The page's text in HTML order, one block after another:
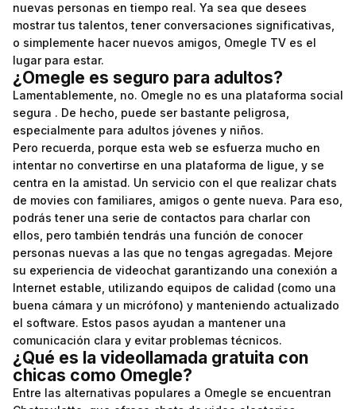
nuevas personas en tiempo real. Ya sea que desees
mostrar tus talentos, tener conversaciones significativas,
o simplemente hacer nuevos amigos, Omegle TV es el
lugar para estar.
¿Omegle es seguro para adultos?
Lamentablemente, no. Omegle no es una plataforma social
segura . De hecho, puede ser bastante peligrosa,
especialmente para adultos jóvenes y niños.
Pero recuerda, porque esta web se esfuerza mucho en
intentar no convertirse en una plataforma de ligue, y se
centra en la amistad. Un servicio con el que realizar chats
de movies con familiares, amigos o gente nueva. Para eso,
podrás tener una serie de contactos para charlar con
ellos, pero también tendrás una función de conocer
personas nuevas a las que no tengas agregadas. Mejore
su experiencia de videochat garantizando una conexión a
Internet estable, utilizando equipos de calidad (como una
buena cámara y un micrófono) y manteniendo actualizado
el software. Estos pasos ayudan a mantener una
comunicación clara y evitar problemas técnicos.
¿Qué es la videollamada gratuita con
chicas como Omegle?
Entre las alternativas populares a Omegle se encuentran